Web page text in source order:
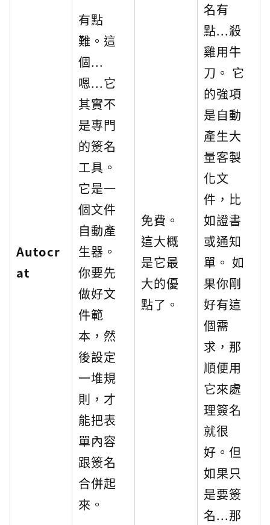
Autocr
at
有點
難。這
個...
嗯...它
其實不
是專門
的簽名
工具。
它是一
個文件
自動產
生器。
你要先
做好文
件範
本，然
後設定
一堆規
則，才
能把表
單內容
跟簽名
合併起
來。
免費。
這大概
是它最
大的優
點了。
名有
點...殺
雞用牛
刀。 它
的強項
是自動
產生大
量客製
化文
件，比
如證書
或通知
單。 如
果你剛
好有這
個需
求，那
順便用
它來處
理簽名
就很
好。但
如果只
是要簽
名...那